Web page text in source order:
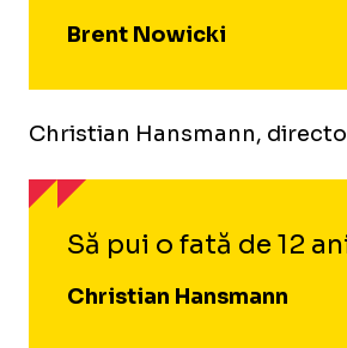
Brent Nowicki
Christian Hansmann,
Să pui o fată de 12
Christian Hansmann